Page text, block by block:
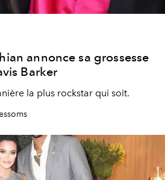
annonce sa grossesse
Barker
la plus rockstar qui soit.